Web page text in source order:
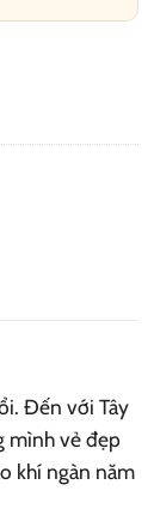
Đến với Tây
mình vẻ đẹp
khí ngàn năm